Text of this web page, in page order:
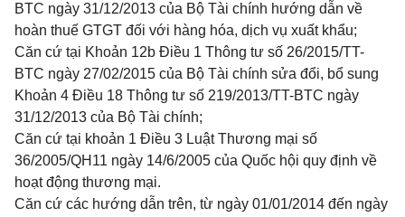
BTC ngày 31/12/2013 của Bộ Tài chính hướng dẫn về
hoàn thuế GTGT đối với hàng hóa, dịch vụ xuất khẩu;
Căn cứ tại Khoản 12b Điều 1 Thông tư số 26/2015/TT-
BTC ngày 27/02/2015 của Bộ Tài chính sửa đổi, bổ sung
Khoản 4 Điều 18 Thông tư số 219/2013/TT-BTC ngày
31/12/2013 của Bộ Tài chính;
Căn cứ tại khoản 1 Điều 3 Luật Thương mại số
36/2005/QH11 ngày 14/6/2005 của Quốc hội quy định về
hoạt động thương mại.
Căn cứ các hướng dẫn trên, từ ngày 01/01/2014 đến ngày